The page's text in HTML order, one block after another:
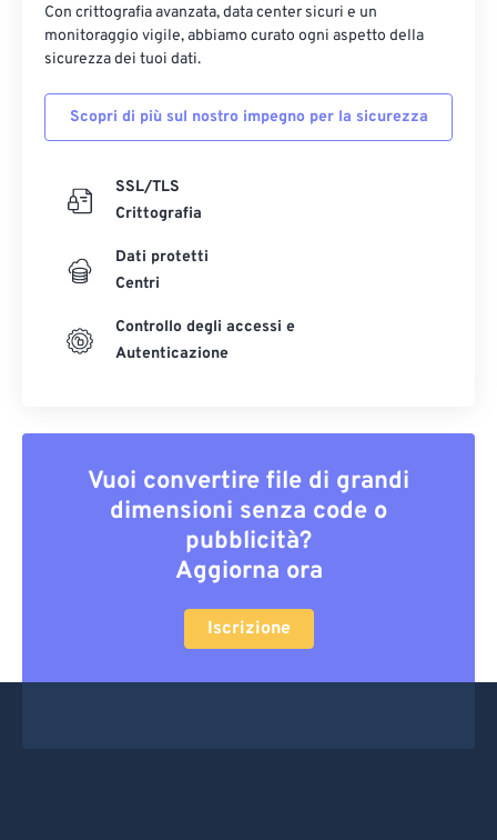
Con crittografia avanzata, data center sicuri e un
monitoraggio vigile, abbiamo curato ogni aspetto della
sicurezza dei tuoi dati.
Scopri di più sul nostro impegno per la sicurezza
SSL/TLS
Crittografia
Dati protetti
Centri
Controllo degli accessi e
Autenticazione
Vuoi convertire file di grandi
dimensioni senza code o
pubblicità?
Aggiorna ora
Iscrizione